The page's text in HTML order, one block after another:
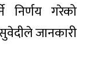
निर्णय गरेको
जानकारी